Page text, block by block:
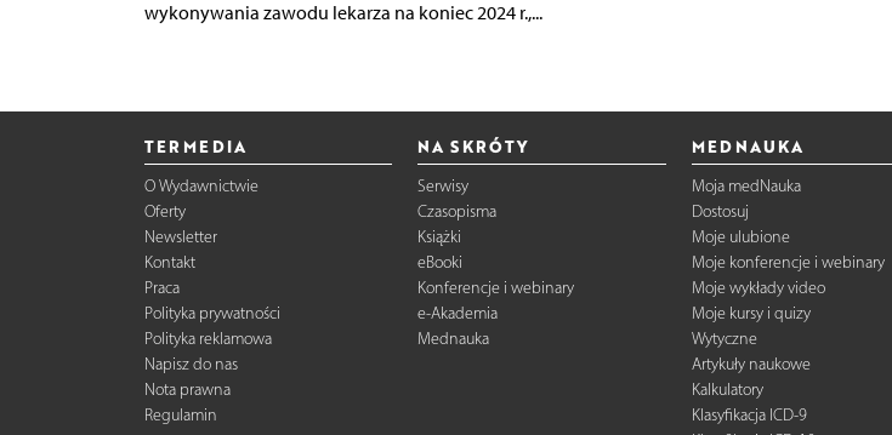
wykonywania zawodu lekarza na koniec 2024 r.,...
TERMEDIA
O Wydawnictwie
Oferty
Newsletter
Kontakt
Praca
Polityka prywatności
Polityka reklamowa
Napisz do nas
Nota prawna
Regulamin
NA SKRÓTY
Serwisy
Czasopisma
Książki
eBooki
Konferencje i webinary
e-Akademia
Mednauka
MEDNAUKA
Moja medNauka
Dostosuj
Moje ulubione
Moje konferencje i webinary
Moje wykłady video
Moje kursy i quizy
Wytyczne
Artykuły naukowe
Kalkulatory
Klasyfikacja ICD-9